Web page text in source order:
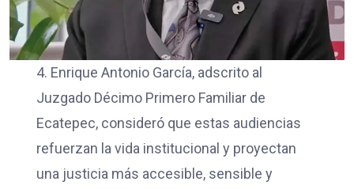
4. Enrique Antonio García, adscrito al
Juzgado Décimo Primero Familiar de
Ecatepec, consideró que estas audiencias
refuerzan la vida institucional y proyectan
una justicia más accesible, sensible y